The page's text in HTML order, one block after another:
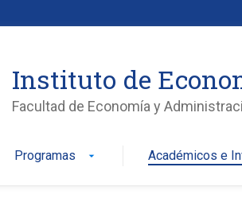
Instituto de
Facultad de Economía y
Programas arrow_drop_down Académicos e